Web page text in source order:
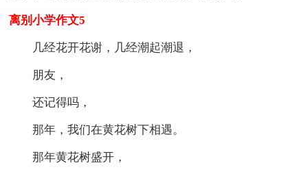
离别小学作文5
几经花开花谢，几经潮起潮退，
朋友，
还记得吗，
那年，我们在黄花树下相遇。
那年黄花树盛开，